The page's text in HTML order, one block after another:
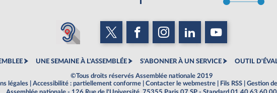
UNE SEMAINE À L'ASSEMBLÉE S'ABONNER À UN SERVICE OUTIL
©Tous droits réservés Assemblée nationale 2019
légales
Accessibilité : partiellement conforme Contacter le webmestre Fils RSS
Gestion